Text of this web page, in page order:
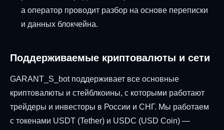
а оператор проводит разбор на основе переписки
и данных блокчейна.
Поддерживаемые криптовалюты и сети
GARANT_S_bot поддерживает все основные
криптовалюты и стейблкоины, с которыми работают
трейдеры и инвесторы в России и СНГ. Мы работаем
с токенами USDT (Tether) и USDC (USD Coin) —